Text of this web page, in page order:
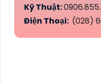
Kỹ Thuật:
Điện Thoại: (028)